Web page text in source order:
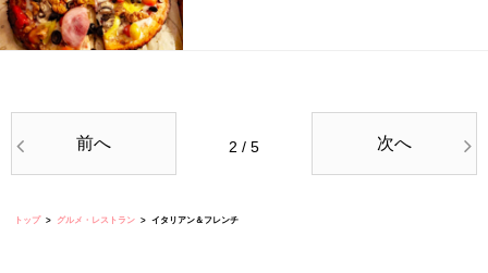
2 / 5
前へ 次へ
トップ グルメ・レストラン イタリアン＆フレンチ